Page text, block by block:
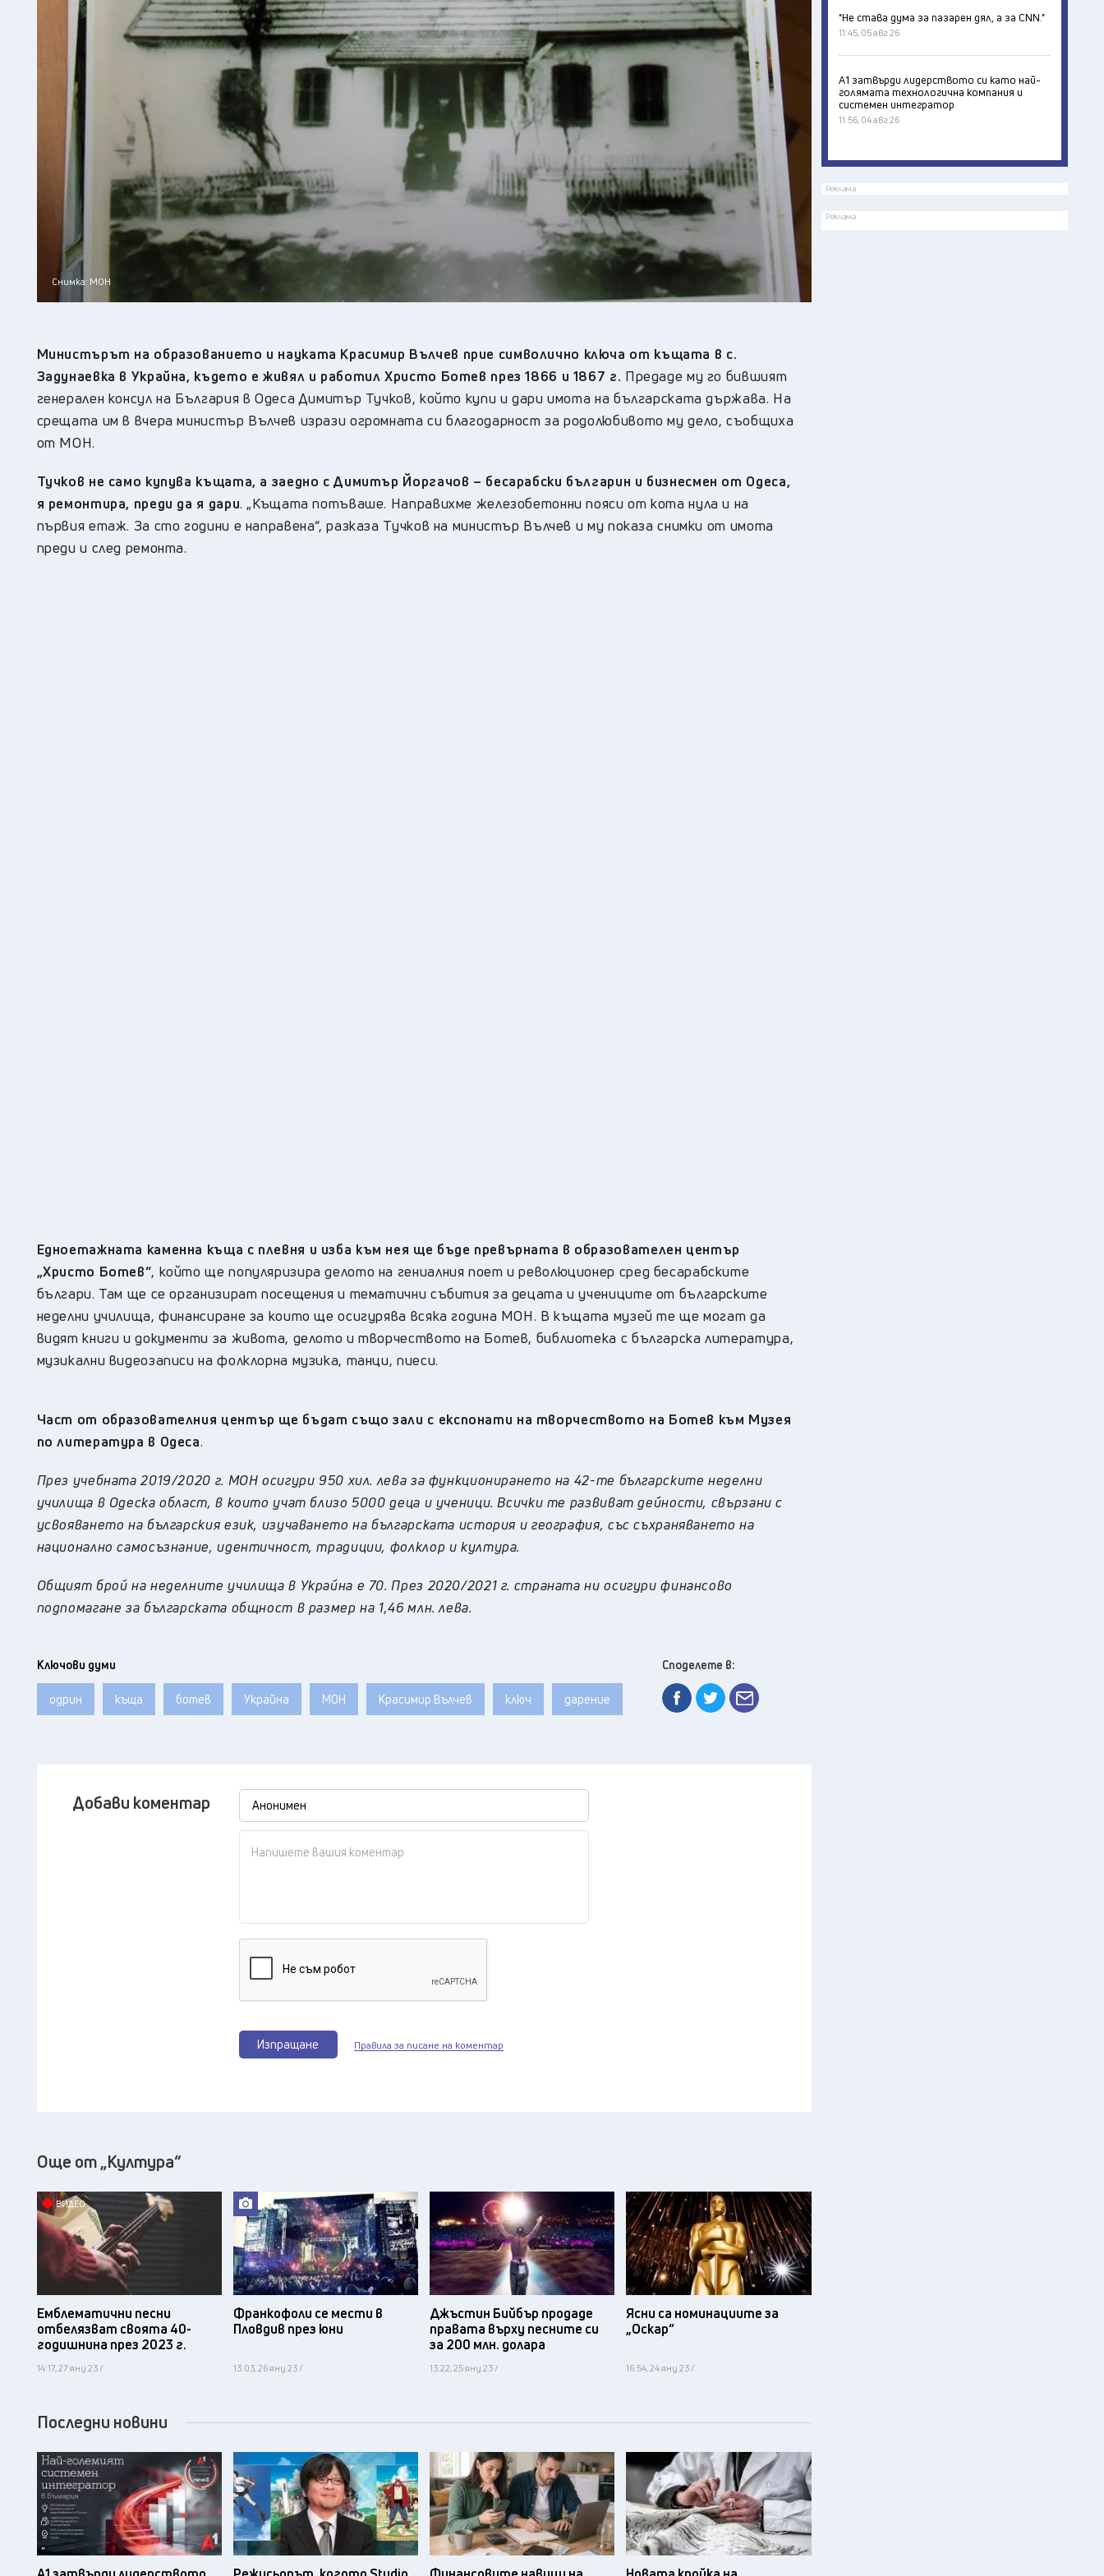
Перник, 24°C
Плевен, 27°C
Пловдив, 29°C
Разград 26 °C
Русе 27 °C
Силистра 25°C
Сливен 27°C
Смолян, 20
София, 25 °C
25°C
Хасково 30°C
Ямбол, 27°C
Снимка: МОН
Министърът на образованието и науката Красимир Вълчев прие символично ключа от къщата в с.
Задунаевка в Украйна, където е живял и работил Христо Ботев през 1866 и 1867 г. Предаде му го бившият
генерален консул на България в Одеса Димитър Тучков, който купи и дари имота на българската държава. На
срещата им в вчера министър Вълчев изрази огромната си благодарност за родолюбивото му дело, съобщиха
от МОН.
Тучков не само купува къщата, а заедно с Димитър Йоргачов – бесарабски българин и бизнесмен от Одеса,
я ремонтира, преди да я дари. „Къщата потъваше. Направихме железобетонни пояси от кота нула и на
първия етаж. За сто години е направена“, разказа Тучков на министър Вълчев и му показа снимки от имота
преди и след ремонта.
Едноетажната каменна къща с плевня и изба към нея ще бъде превърната в образователен център
„Христо Ботев“, който ще популяризира делото на гениалния поет и революционер сред бесарабските
българи. Там ще се организират посещения и тематични събития за децата и учениците от българските
неделни училища, финансиране за които ще осигурява всяка година МОН. В къщата музей те ще могат да
видят книги и документи за живота, делото и творчеството на Ботев, библиотека с българска литература,
музикални видеозаписи на фолклорна музика, танци, пиеси.
Част от образователния център ще бъдат също зали с експонати на творчеството на Ботев към Музея
по литература в Одеса.
През учебната 2019/2020 г. МОН осигури 950 хил. лева за функционирането на 42-те българските неделни
училища в Одеска област, в които учат близо 5000 деца и ученици. Всички те развиват дейности, свързани с
усвояването на българския език, изучаването на българската история и география, със съхраняването на
национално самосъзнание, идентичност, традиции, фолклор и култура.
Общият брой на неделните училища в Украйна е 70. През 2020/2021 г. страната ни осигури финансово
подпомагане за българската общност в размер на 1,46 млн. лева.
Ключови думи
одрин къща ботев Украйна МОН Красимир Вълчев ключ дарение
Споделете в:
Добави коментар
Изпращане Правила за писане на коментар
Още от „Култура“
ВИДЕО
Емблематични песни
отбелязват своята 40-
годишнина през 2023 г.
14:17, 27 яну 23 /
Франкофоли се мести в
Пловдив през юни
13:03, 26 яну 23 /
Джъстин Бийбър продаде
правата върху песните си
за 200 млн. долара
13:22, 25 яну 23 /
Ясни са номинациите за
„Оскар“
16:54, 24 яну 23 /
Последни новини
"Не става дума за пазарен дял, а за CNN."
11:45, 05 авг 26
А1 затвърди лидерството си като най-
голямата технологична компания и
системен интегратор
11:56, 04 авг 26
Реклама
Реклама